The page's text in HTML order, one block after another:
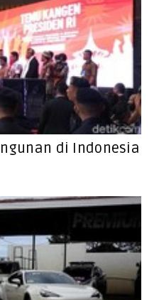
di Indonesia